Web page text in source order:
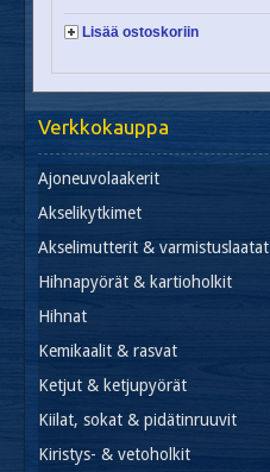
Lisää ostoskoriin
Verkkokauppa
Ajoneuvolaakerit
Akselikytkimet
Akselimutterit & varmistuslaatat
Hihnapyörät & kartioholkit
Hihnat
Kemikaalit & rasvat
Ketjut & ketjupyörät
Kiilat, sokat & pidätinruuvit
Kiristys- & vetoholkit